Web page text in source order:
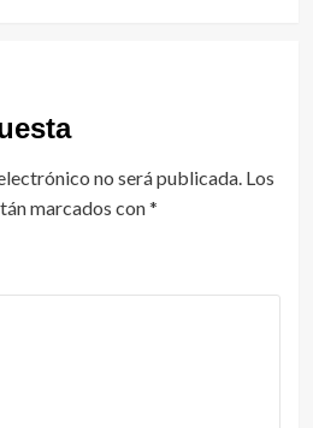
no será publicada. Los
marcados con*